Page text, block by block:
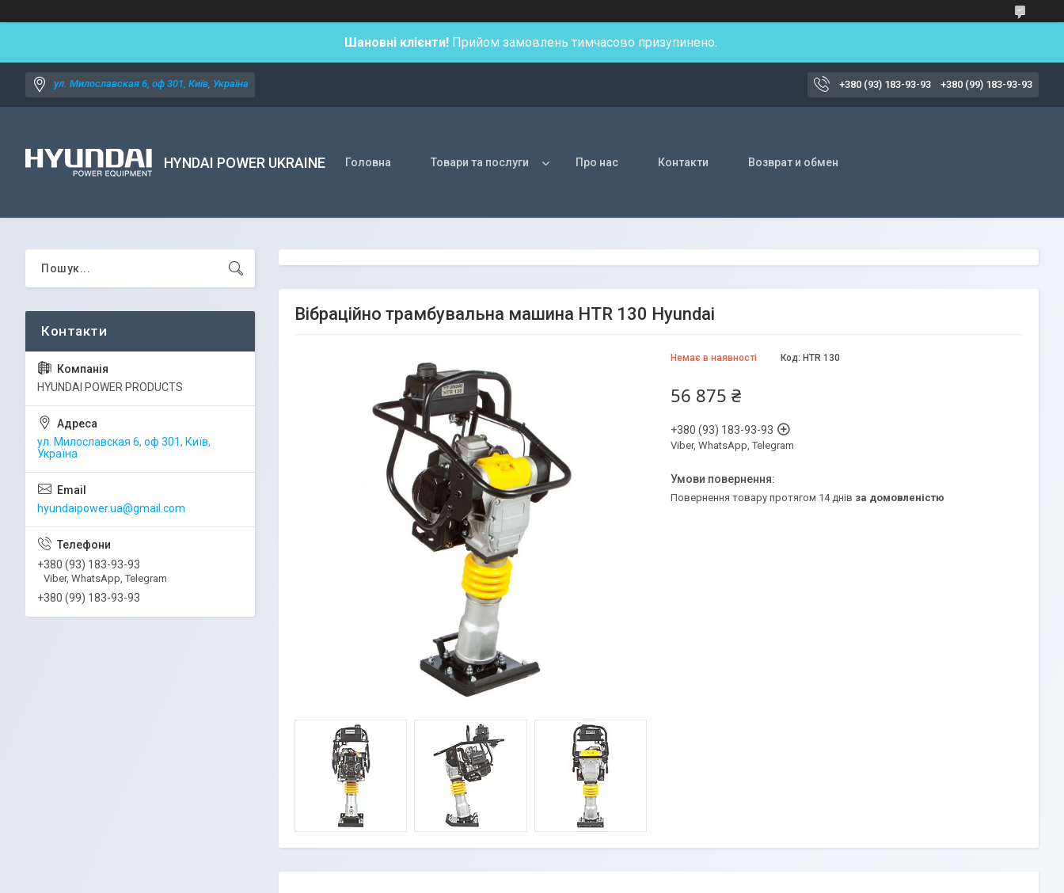
Шановні клієнти! Прийом замовлень тимчасово призупинено.
ул. Милославская 6, оф 301, Київ, Україна +380 (93) 183-93-93 +380 (99) 183-93-93
HYNDAI POWER UKRAINE Головна Товари та послуги Про нас Контакти Возврат и обмен
Вібраційно трамбувальна машина HTR 130 Hyundai
Немає в наявності Код: HTR 130
56 875 ₴
+380 (93) 183-93-93
Viber, WhatsApp, Telegram
повернення товару протягом 14 днів за домовленістю
HYUNDAI POWER PRODUCTS
ул. Милославская 6, оф 301, Київ,
Україна
hyundaipower.ua@gmail.com
+380 (93) 183-93-93
Viber, WhatsApp, Telegram
+380 (99) 183-93-93